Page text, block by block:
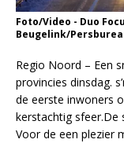
Foto/Video - Duo
Beugelink/
Regio Noord – Een
provincies dinsdag.
de eerste inwoners
kerstachtig sfeer.De
Voor de een plezier